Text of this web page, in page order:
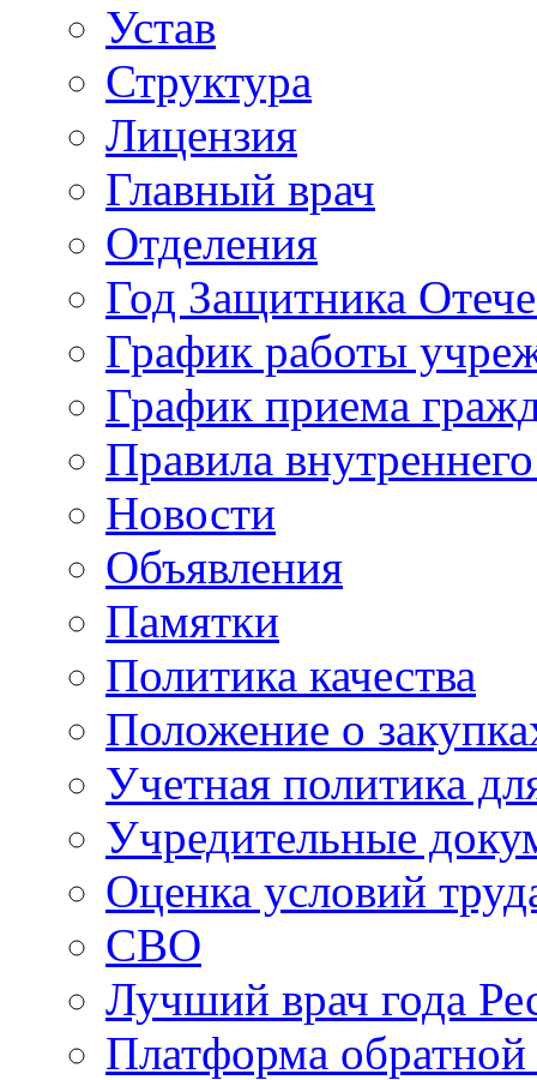
Устав
Структура
Лицензия
Главный врач
Отделения
Год Защитника
График работы
График приема
Правила
Новости
Объявления
Памятки
Политика качества
Положение о
Учетная политика
Учредительные
Оценка условий
СВО
Лучший врач года
Платформа